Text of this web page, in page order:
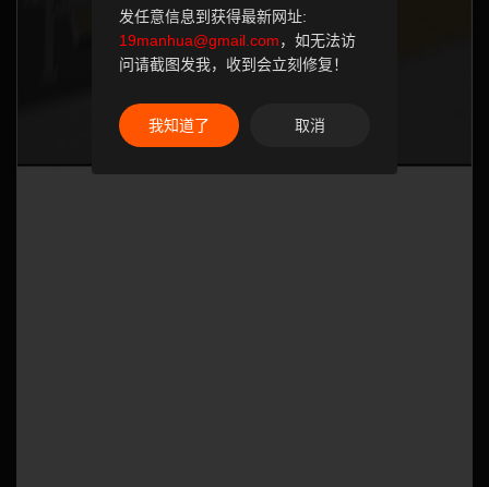
发任意信息到获得最新网址:
19manhua@gmail.com，如无法访
问请截图发我，收到会立刻修复！
我知道了 取消